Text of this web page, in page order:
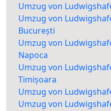
Umzug von
Umzug von
București
Umzug von
Napoca
Umzug von
Timișoara
Umzug von
Umzug von